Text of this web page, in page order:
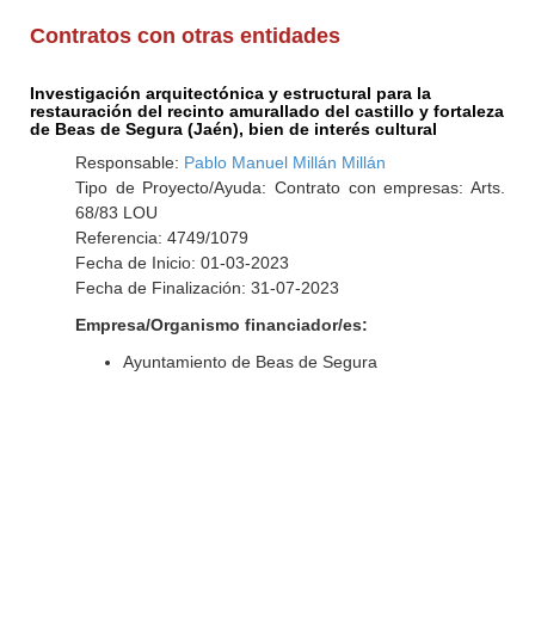
Contratos con otras entidades
Investigación arquitectónica y estructural para la
restauración del recinto amurallado del castillo y fortaleza
de Beas de Segura (Jaén), bien de interés cultural
Responsable: Pablo Manuel Millán Millán
Tipo de Proyecto/Ayuda: Contrato con empresas: Arts.
68/83 LOU
Referencia: 4749/1079
Fecha de Inicio: 01-03-2023
Fecha de Finalización: 31-07-2023
Empresa/Organismo financiador/es:
Ayuntamiento de Beas de Segura